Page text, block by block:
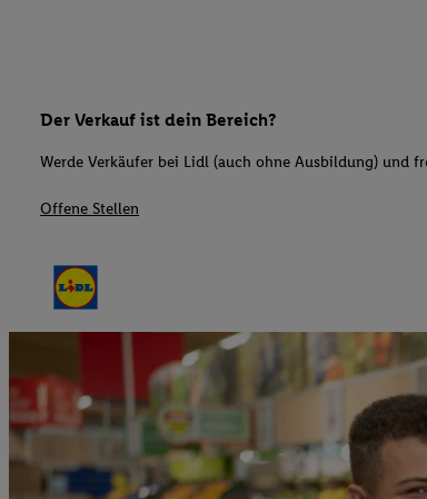
Der Verkauf ist dein Bereich?
Werde Verkäufer bei Lidl (auch ohne Ausbildung) und
Offene Stellen